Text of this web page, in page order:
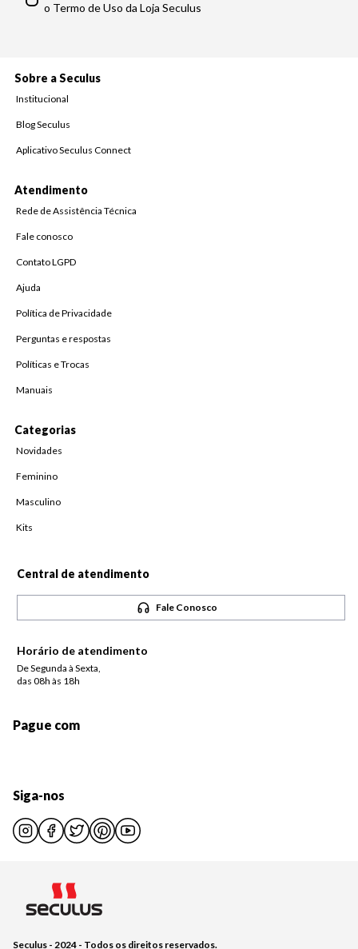
o Termo de Uso da Loja Seculus
Sobre a Seculus
Institucional
Blog Seculus
Aplicativo Seculus Connect
Atendimento
Rede de Assistência Técnica
Fale conosco
Contato LGPD
Ajuda
Política de Privacidade
Perguntas e respostas
Políticas e Trocas
Manuais
Categorias
Novidades
Feminino
Masculino
Kits
Central de atendimento
Fale Conosco
Horário de atendimento
De Segunda à Sexta,
das 08h às 18h
Pague com
Siga-nos
Seculus - 2024 - Todos os direitos reservados.